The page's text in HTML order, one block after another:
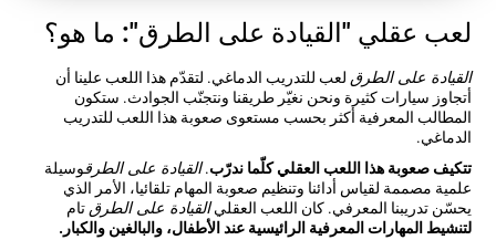
لعب عقلي "القيادة على الطرق": ما هو؟
القيادة على الطرق لعب للتدريب الدماغي. لتقدّم هذا اللعب علينا أن
أتجاوز سيارات كثيرة ونحن نغيّر طريقنا ونتجنّب الجوادث. ستكون
المطالب المعرفية أكثر بحسب مستعوى صعوبة هذا اللعب للتدريب
الدماغي.
تتكيف صعوبة هذا اللعب العقلي كلّما ندرّب.القيادة على الطرقوسيلة
علمية مصممة لقياس أدائنا وتنظيم صعوبة المهام تلقائيا، الأمر الذي
يحسّن تدريبنا المعرفي. كان اللعب العقليالقيادة على الطرقتام
لتنشيط المهارات المعرفية الرائيسية عند الأطفال، والبالغين والكبار.